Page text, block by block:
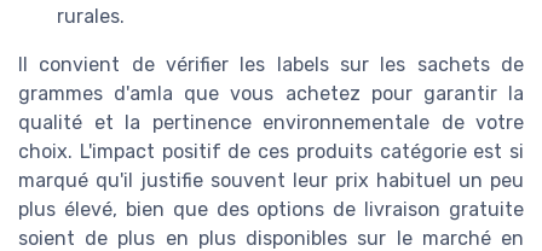
rurales.
Il convient de vérifier les labels sur les sachets de
grammes d'amla que vous achetez pour garantir la
qualité et la pertinence environnementale de votre
choix. L'impact positif de ces produits catégorie est si
marqué qu'il justifie souvent leur prix habituel un peu
plus élevé, bien que des options de livraison gratuite
soient de plus en plus disponibles sur le marché en